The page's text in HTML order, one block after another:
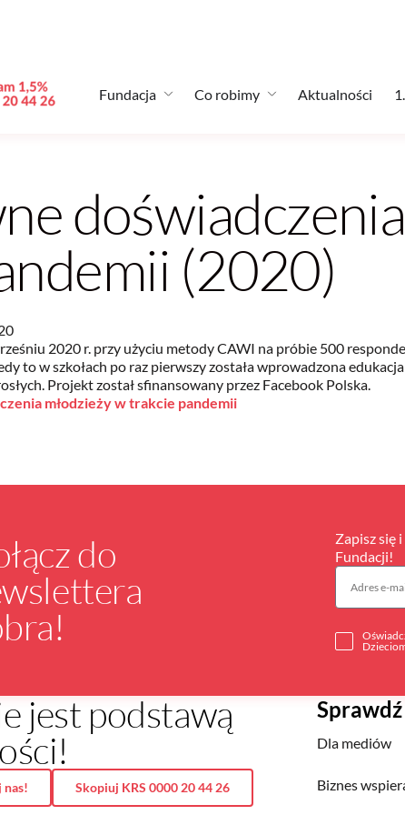
Fundacja Co robimy Aktualności
(2020)
2020 r. przy użyciu metody CAWI na próbie 500
to w szkołach po raz pierwszy została wprowadzona
Projekt został sfinansowany przez Facebook Polska.
młodzieży w trakcie pandemii
do
Zapisz się
Fundacji!
jest podstawą
nas! Skopiuj KRS 0000 20 44 26
Sprawdź
Dla mediów
Biznes